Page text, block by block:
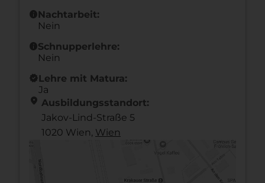
infoNachtarbeit:
Nein
infoSchnupperlehre:
Nein
new_releasesLehre mit Matura:
Ja
location_on Ausbildungsstandort:
Jakov-Lind-Straße 5
1020 Wien, Wien